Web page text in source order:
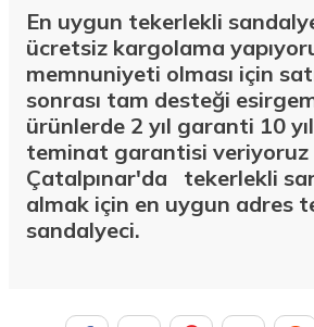
En uygun tekerlekli
ücretsiz kargolama
memnuniyeti olması için
sonrası tam desteği
ürünlerde 2 yıl garanti 10
teminat garantisi veriyoruz
Çatalpınar'da tekerlekli
almak için en uygun adres
sandalyeci.